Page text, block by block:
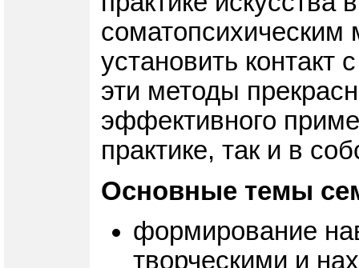
установить
эти методы
эффективного
практике, так и в
Основные темы
формирование
творческими и